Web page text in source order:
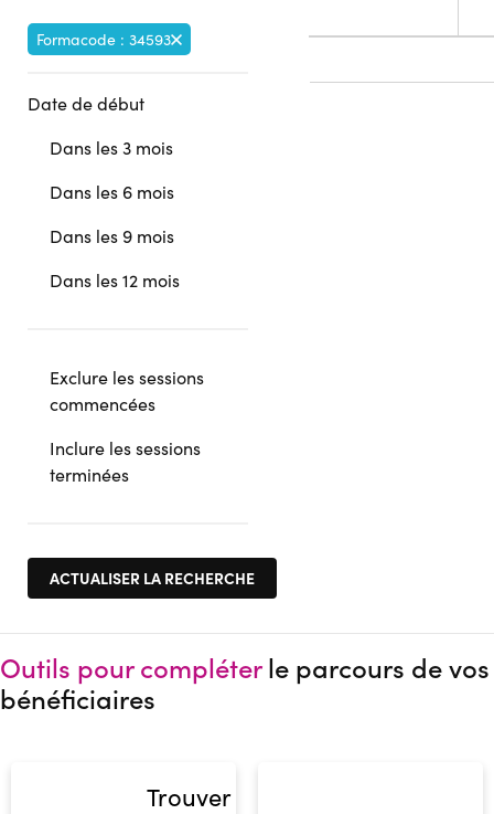
Formacode : 34593
Date de début
Dans les 3 mois
Dans les 6 mois
Dans les 9 mois
Dans les 12 mois
Exclure les sessions
commencées
Inclure les sessions
terminées
Outils pour compléterle parcours de vos
bénéficiaires
Trouver